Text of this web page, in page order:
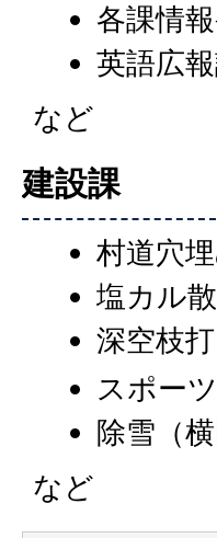
各課情
英語広
など
建設課
村道穴埋
塩カル散
深空枝
スポー
除雪（横
など